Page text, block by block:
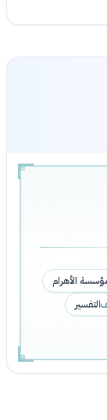
الأهرام
التفسير